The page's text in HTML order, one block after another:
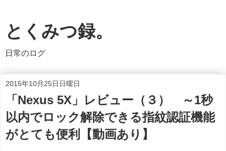
とくみつ録。
日常のログ
2015年10月25日日曜日
「Nexus 5X」レビュー（３） ～1秒
以内でロック解除できる指紋認証機能
がとても便利【動画あり】